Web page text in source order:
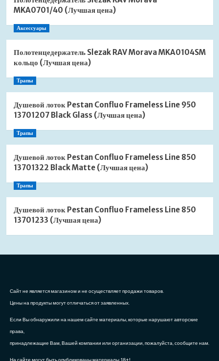
MKA0701/40 (Лучшая цена)
Аксессуары
Полотенцедержатель Slezak RAV Morava MKA0104SM
кольцо (Лучшая цена)
Трапы
Душевой лоток Pestan Confluo Frameless Line 950
13701207 Black Glass (Лучшая цена)
Трапы
Душевой лоток Pestan Confluo Frameless Line 850
13701322 Black Matte (Лучшая цена)
Трапы
Душевой лоток Pestan Confluo Frameless Line 850
13701233 (Лучшая цена)
Сайт не является магазином и не осуществляет продажи товаров.
Цены на продукты могут отличаться от заявленных.
Если Вы обнаружили на нашем сайте материалы, которые нарушают авторские
права,
принадлежащие Вам, Вашей компании или организации, пожалуйста, сообщите нам.
На сайте могут быть опубликованы материалы 18+!